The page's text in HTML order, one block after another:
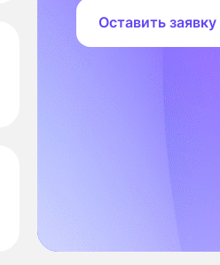
Оставить заявку